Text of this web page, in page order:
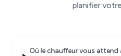
planifier
Où le chauffeur vous attend